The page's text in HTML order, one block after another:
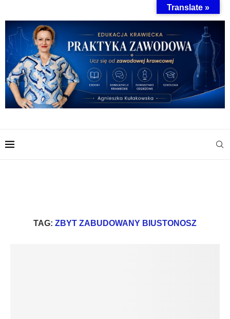
TAG: ZBYT ZABUDOWANY BIUSTONOSZ
Translate »